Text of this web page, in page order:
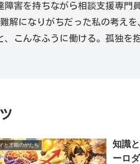
障害を持ちながら相談支援専
解になりがちだった私の考え
、こんなふうに働ける。孤独を
と才能のかたち
知識
ーロ